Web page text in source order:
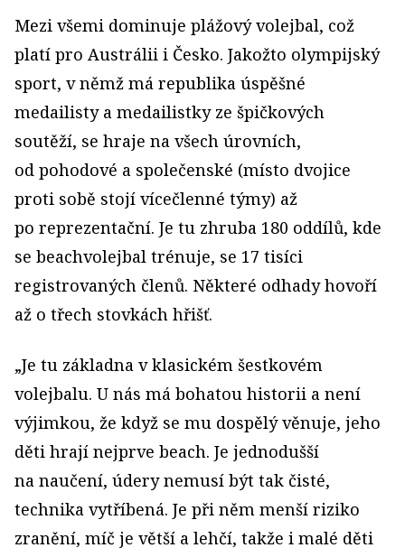
Mezi všemi dominuje plážový volejbal, což
platí pro Austrálii i Česko. Jakožto olympijský
sport, v němž má republika úspěšné
medailisty a medailistky ze špičkových
soutěží, se hraje na všech úrovních,
od pohodové a společenské (místo dvojice
proti sobě stojí vícečlenné týmy) až
po reprezentační. Je tu zhruba 180 oddílů, kde
se beachvolejbal trénuje, se 17 tisíci
registrovaných členů. Některé odhady hovoří
až o třech stovkách hřišť.
„Je tu základna v klasickém šestkovém
volejbalu. U nás má bohatou historii a není
výjimkou, že když se mu dospělý věnuje, jeho
děti hrají nejprve beach. Je jednodušší
na naučení, údery nemusí být tak čisté,
technika vytříbená. Je při něm menší riziko
zranění, míč je větší a lehčí, takže i malé děti